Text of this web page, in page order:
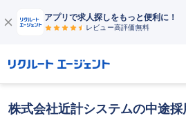
アプリで求人探しをもっと便利に！
レビュー高評価無料
株式会社近計システムの中途